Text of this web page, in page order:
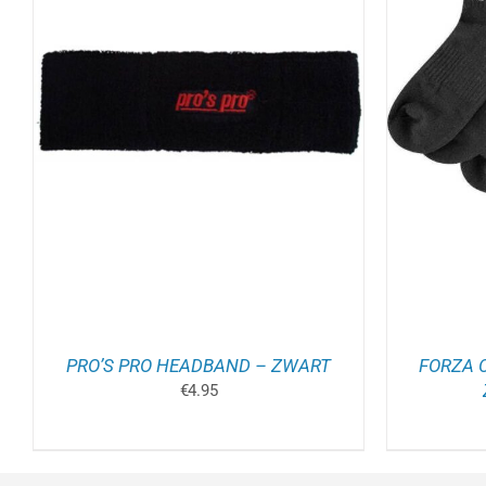
PRO’S PRO HEADBAND – ZWART
€4.95
OPTIES SELECTEREN
HEEFT
FORZA